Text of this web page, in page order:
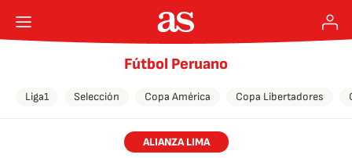
Fútbol Peruano
Liga1 Selección Copa América Copa Libertadores
ALIANZA LIMA